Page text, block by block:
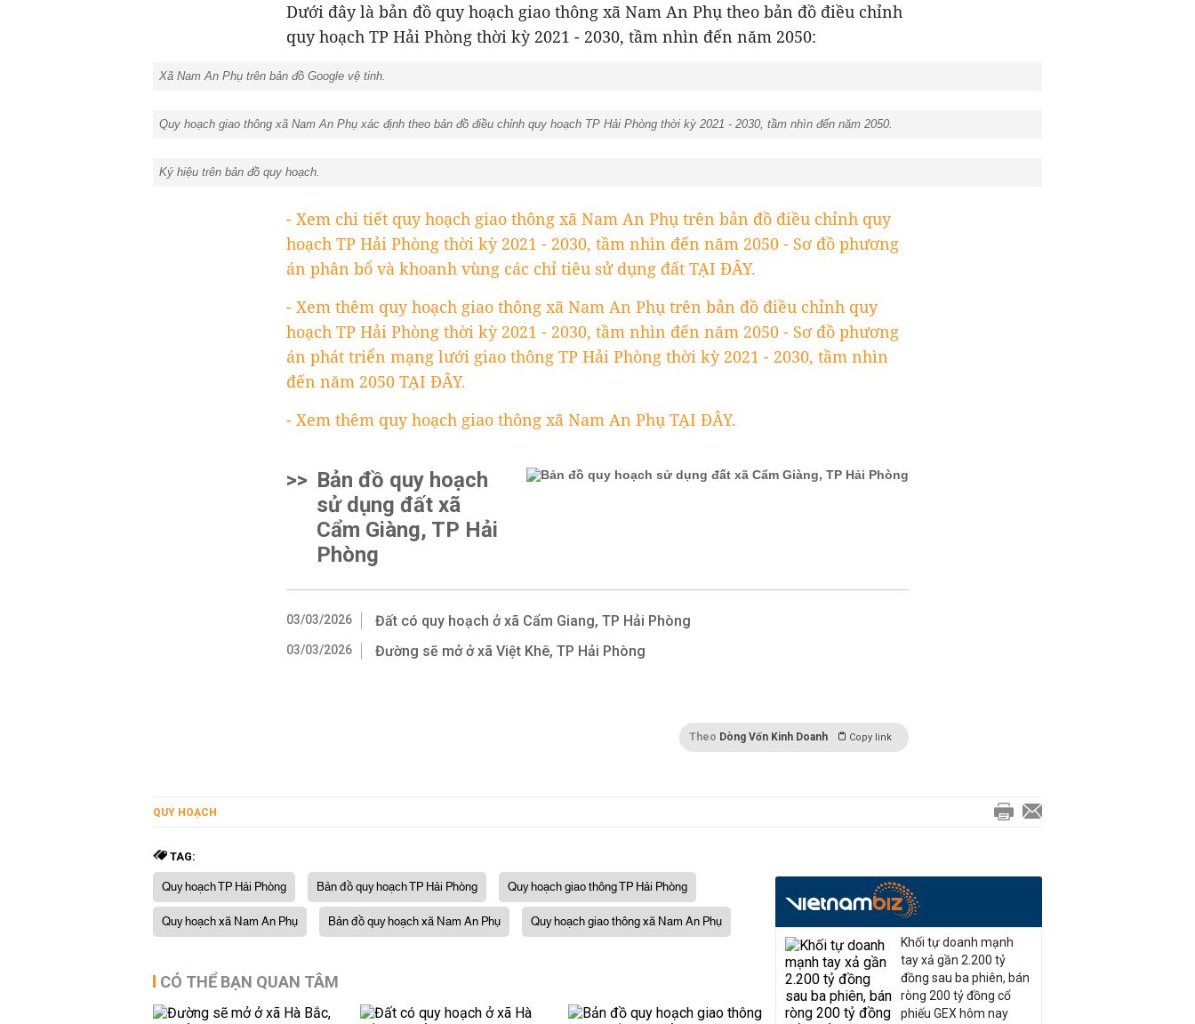
Dưới đây là bản đồ quy hoạch giao thông xã Nam An Phụ theo bản đồ điều chỉnh
quy hoạch TP Hải Phòng thời kỳ 2021 - 2030, tầm nhìn đến năm 2050:
Xã Nam An Phụ trên bản đồ Google vệ tinh.
Quy hoạch giao thông xã Nam An Phụ xác định theo bản đồ điều chỉnh quy hoạch TP Hải Phòng thời kỳ 2021 - 2030, tầm nhìn đến năm 2050.
Ký hiệu trên bản đồ quy hoạch.
- Xem chi tiết quy hoạch giao thông xã Nam An Phụ trên bản đồ điều chỉnh quy
hoạch TP Hải Phòng thời kỳ 2021 - 2030, tầm nhìn đến năm 2050 - Sơ đồ phương
án phân bổ và khoanh vùng các chỉ tiêu sử dụng đất TẠI ĐÂY.
- Xem thêm quy hoạch giao thông xã Nam An Phụ trên bản đồ điều chỉnh quy
hoạch TP Hải Phòng thời kỳ 2021 - 2030, tầm nhìn đến năm 2050 - Sơ đồ phương
án phát triển mạng lưới giao thông TP Hải Phòng thời kỳ 2021 - 2030, tầm nhìn
đến năm 2050 TẠI ĐÂY.
- Xem thêm quy hoạch giao thông xã Nam An Phụ TẠI ĐÂY.
>> Bản đồ quy hoạch
sử dụng đất xã
Cẩm Giàng, TP Hải
Phòng
03/03/2026 Đất có quy hoạch ở xã Cẩm Giang, TP Hải Phòng
03/03/2026 Đường sẽ mở ở xã Việt Khê, TP Hải Phòng
Theo Dòng Vốn Kinh Doanh Copy link
QUY HOẠCH
TAG:
Quy hoạch TP Hải Phòng Bản đồ quy hoạch TP Hải Phòng
Quy hoạch giao thông TP Hải Phòng
Quy hoạch xã Nam An Phụ
Bản đồ quy hoạch xã Nam An Phụ Quy hoạch giao thông xã Nam An Phụ
CÓ THỂ BẠN QUAN TÂM
Khối tự doanh mạnh
tay xả gần 2.200 tỷ
đồng sau ba phiên, bán
ròng 200 tỷ đồng cổ
phiếu GEX hôm nay